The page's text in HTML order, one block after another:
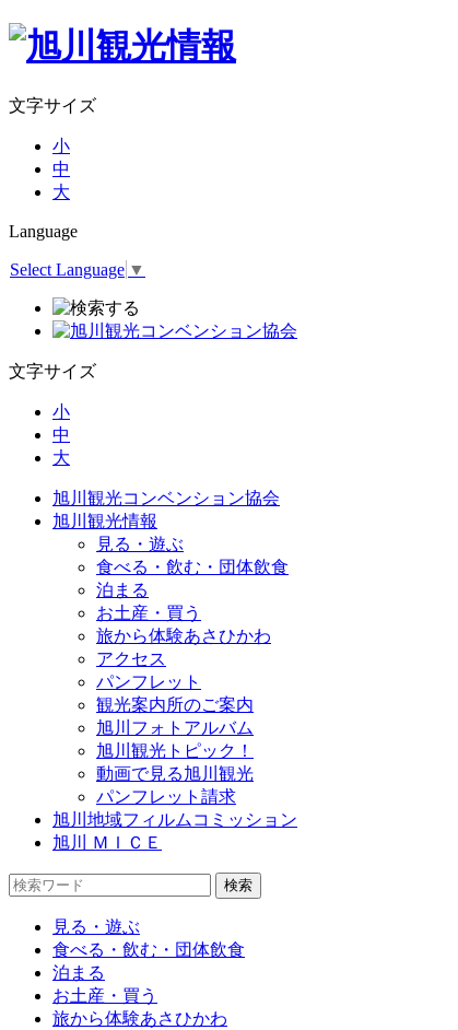
文字サイズ
小
中
大
Language
Select Language ▼
文字サイズ
小
中
大
旭川観光コンベンション協会
旭川観光情報
見る・遊ぶ
食べる・飲む・団体飲食
泊まる
お土産・買う
旅から体験あさひかわ
アクセス
パンフレット
観光案内所のご案内
旭川フォトアルバム
旭川観光トピック！
動画で見る旭川観光
パンフレット請求
旭川地域フィルムコミッション
旭川 ＭＩＣＥ
見る・遊ぶ
食べる・飲む・団体飲食
泊まる
お土産・買う
旅から体験あさひかわ